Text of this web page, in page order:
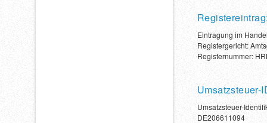
Eintragung im
Registergericht:
Registernummer:
Umsatzsteuer-
Umsatzsteuer-
DE206611094